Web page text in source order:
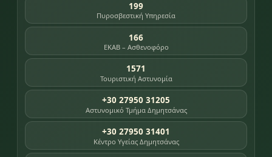
199
Πυροσβεστική Υπηρεσία
166
ΕΚΑΒ – Ασθενοφόρο
1571
Τουριστική Αστυνομία
+30 27950 31205
Αστυνομικό Τμήμα Δημητσάνας
+30 27950 31401
Κέντρο Υγείας Δημητσάνας